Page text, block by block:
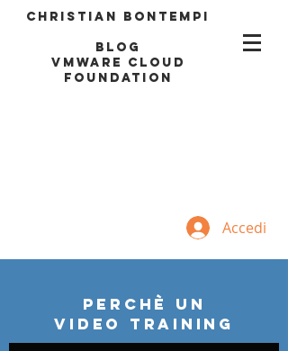
Christian Bontempi
blog
VMWARE CLOUD
FOUNDATION
Accedi
Perchè un
Video Training